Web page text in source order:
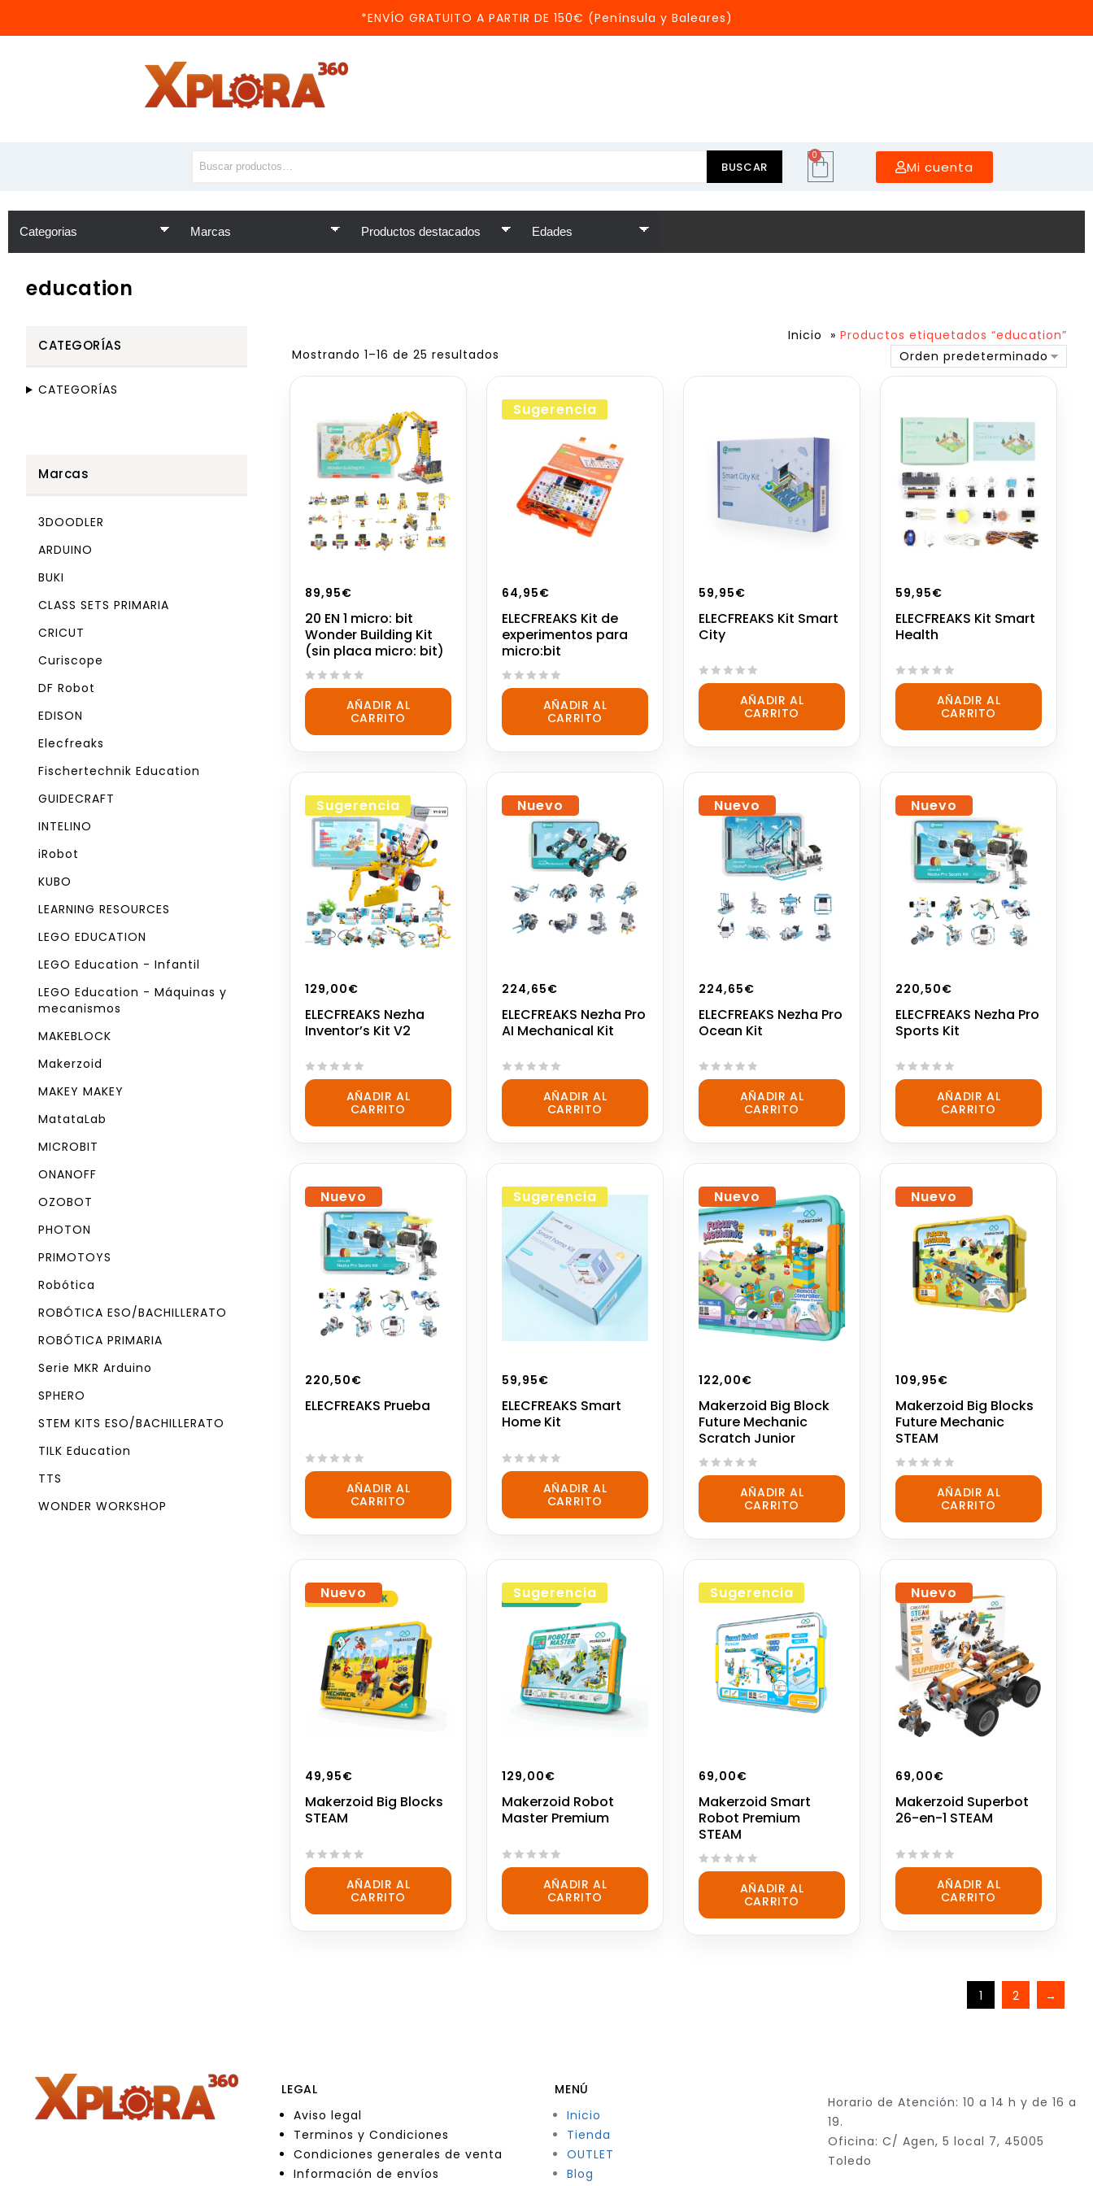
*ENVÍO GRATUITO A PARTIR DE 150€ (Península y Baleares)
BUSCAR
0
Mi cuenta
education
Inicio » Productos etiquetados “education”
Mostrando 1–16 de 25 resultados
Orden predeterminado
89,95€
20 EN 1 micro: bit
Wonder Building Kit
(sin placa micro: bit)
0
5
AÑADIR AL
CARRITO
Sugerencia
64,95€
ELECFREAKS Kit de
experimentos para
micro:bit
0
5
AÑADIR AL
CARRITO
59,95€
ELECFREAKS Kit Smart
City
0
5
AÑADIR AL
CARRITO
59,95€
ELECFREAKS Kit Smart
Health
0
5
AÑADIR AL
CARRITO
Sugerencia
129,00€
ELECFREAKS Nezha
Inventor’s Kit V2
0
5
AÑADIR AL
CARRITO
Nuevo
224,65€
ELECFREAKS Nezha Pro
AI Mechanical Kit
0
5
AÑADIR AL
CARRITO
Nuevo
224,65€
ELECFREAKS Nezha Pro
Ocean Kit
0
5
AÑADIR AL
CARRITO
Nuevo
220,50€
ELECFREAKS Nezha Pro
Sports Kit
0
5
AÑADIR AL
CARRITO
Nuevo
220,50€
ELECFREAKS Prueba
0
5
AÑADIR AL
CARRITO
Sugerencia
59,95€
ELECFREAKS Smart
Home Kit
0
5
AÑADIR AL
CARRITO
Nuevo
122,00€
Makerzoid Big Block
Future Mechanic
Scratch Junior
0
5
AÑADIR AL
CARRITO
Nuevo
109,95€
Makerzoid Big Blocks
Future Mechanic
STEAM
0
5
AÑADIR AL
CARRITO
Nuevo
49,95€
Makerzoid Big Blocks
STEAM
0
5
AÑADIR AL
CARRITO
Sugerencia
129,00€
Makerzoid Robot
Master Premium
0
5
AÑADIR AL
CARRITO
Sugerencia
69,00€
Makerzoid Smart
Robot Premium
STEAM
0
5
AÑADIR AL
CARRITO
Nuevo
69,00€
Makerzoid Superbot
26-en-1 STEAM
0
5
AÑADIR AL
CARRITO
1 2 →
CATEGORÍAS
CATEGORÍAS
Marcas
3DOODLER
ARDUINO
BUKI
CLASS SETS PRIMARIA
CRICUT
Curiscope
DF Robot
EDISON
Elecfreaks
Fischertechnik Education
GUIDECRAFT
INTELINO
iRobot
KUBO
LEARNING RESOURCES
LEGO EDUCATION
LEGO Education - Infantil
LEGO Education - Máquinas y
mecanismos
MAKEBLOCK
Makerzoid
MAKEY MAKEY
MatataLab
MICROBIT
ONANOFF
OZOBOT
PHOTON
PRIMOTOYS
Robótica
ROBÓTICA ESO/BACHILLERATO
ROBÓTICA PRIMARIA
Serie MKR Arduino
SPHERO
STEM KITS ESO/BACHILLERATO
TILK Education
TTS
WONDER WORKSHOP
LEGAL
Aviso legal
Terminos y Condiciones
Condiciones generales de venta
Información de envíos
MENÚ
Inicio
Tienda
OUTLET
Blog
Horario de Atención: 10 a 14 h y de 16 a
19.
Oficina: C/ Agen, 5 local 7, 45005
Toledo